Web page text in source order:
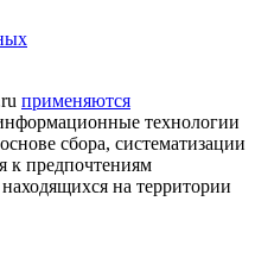
применяются
технологии
сбора, систематизации
к предпочтениям
на территории